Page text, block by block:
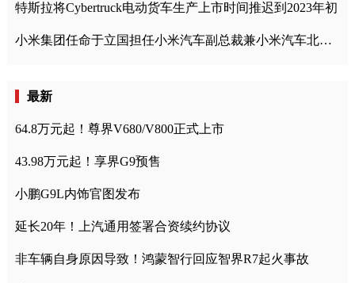
特斯拉将Cybertruck电动货车生产上市时间推迟到2023年初
小米集团任命于立国担任小米汽车副总裁兼小米汽车北京总部政委
最新
64.8万元起！尊界V680/V800正式上市
43.98万元起！享界G9预售
小鹏G9L内饰官图发布
延长20年！上汽通用签署合资续约协议
非车辆自身原因导致！鸿蒙智行回应智界R7起火事故